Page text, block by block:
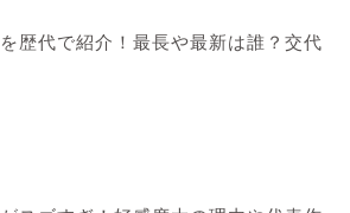
歴代で紹介！最長や最新は誰？交代